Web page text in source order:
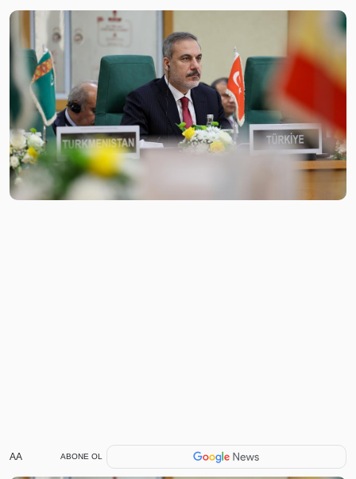
AA ABONE OL